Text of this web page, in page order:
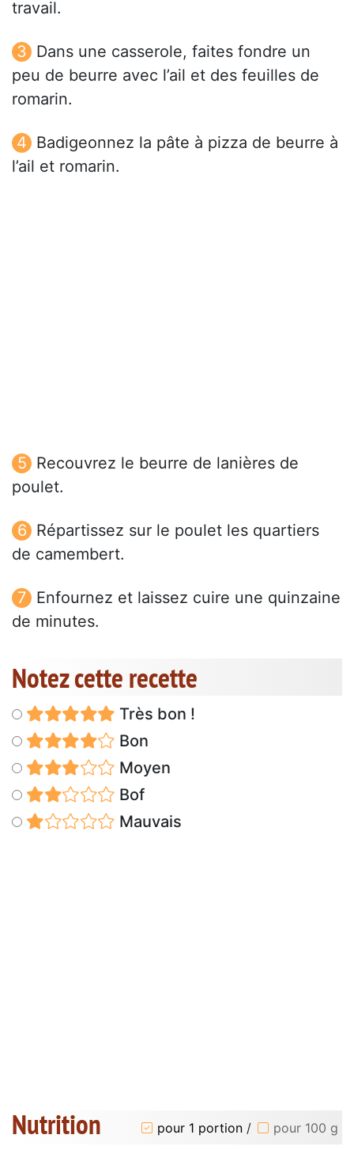
travail.
Dans une casserole, faites fondre un
peu de beurre avec l’ail et des feuilles de
romarin.
Badigeonnez la pâte à pizza de beurre à
l’ail et romarin.
Recouvrez le beurre de lanières de
poulet.
Répartissez sur le poulet les quartiers
de camembert.
Enfournez et laissez cuire une quinzaine
de minutes.
Notez cette recette
Très bon !
Bon
Moyen
Bof
Mauvais
Nutrition pour 1 portion / pour 100 g